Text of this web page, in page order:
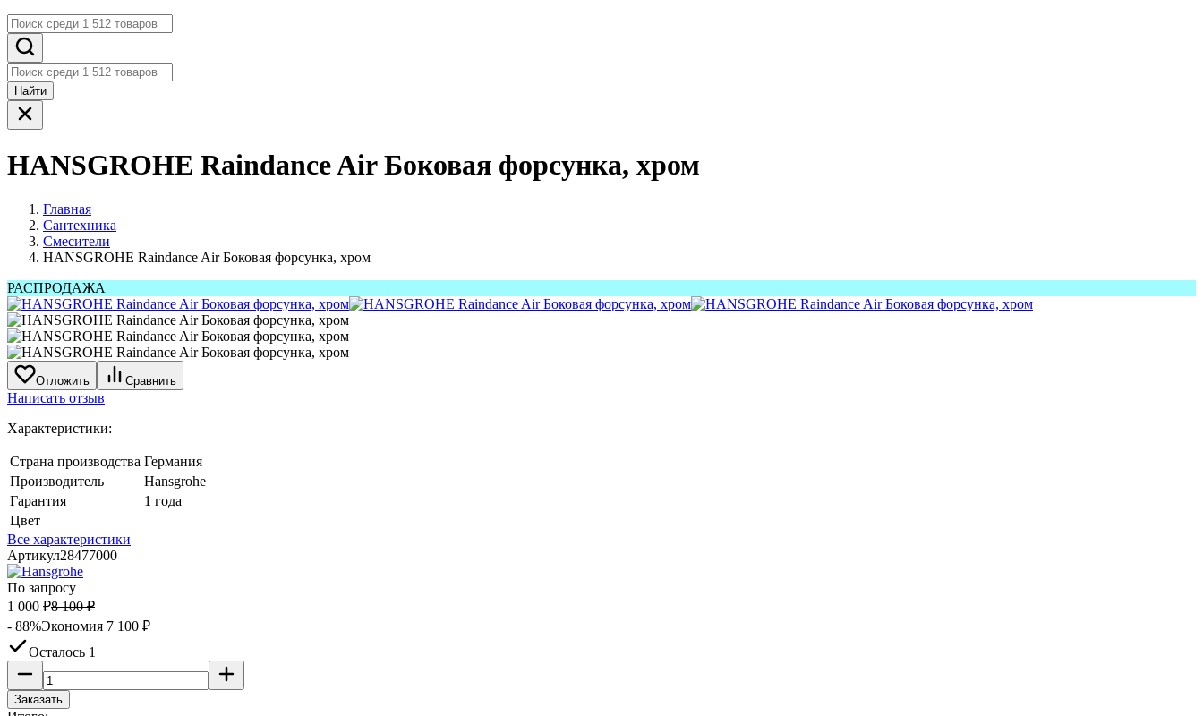
Найти
HANSGROHE Raindance Air Боковая форсунка, хром
Главная
Сантехника
Смесители
HANSGROHE Raindance Air Боковая форсунка, хром
РАСПРОДАЖА
Отложить Сравнить
Написать отзыв
Характеристики:
Страна производства Германия
Производитель
Hansgrohe
Гарантия
1 года
Цвет
Все характеристики
Артикул28477000
По запросу
1 000 ₽8 100 ₽
- 88%Экономия 7 100 ₽
Осталось 1
Заказать